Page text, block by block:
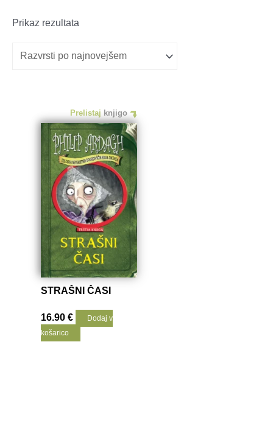
Prikaz rezultata
Prelistaj knjigo
STRAŠNI ČASI
16.90€
Dodaj v
košarico